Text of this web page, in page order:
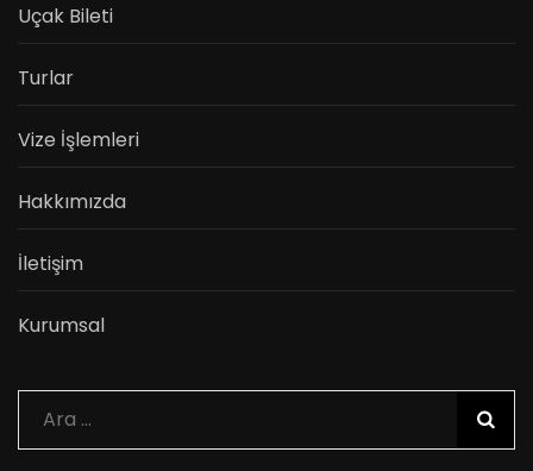
Uçak Bileti
Turlar
Vize İşlemleri
Hakkımızda
İletişim
Kurumsal
Arama: